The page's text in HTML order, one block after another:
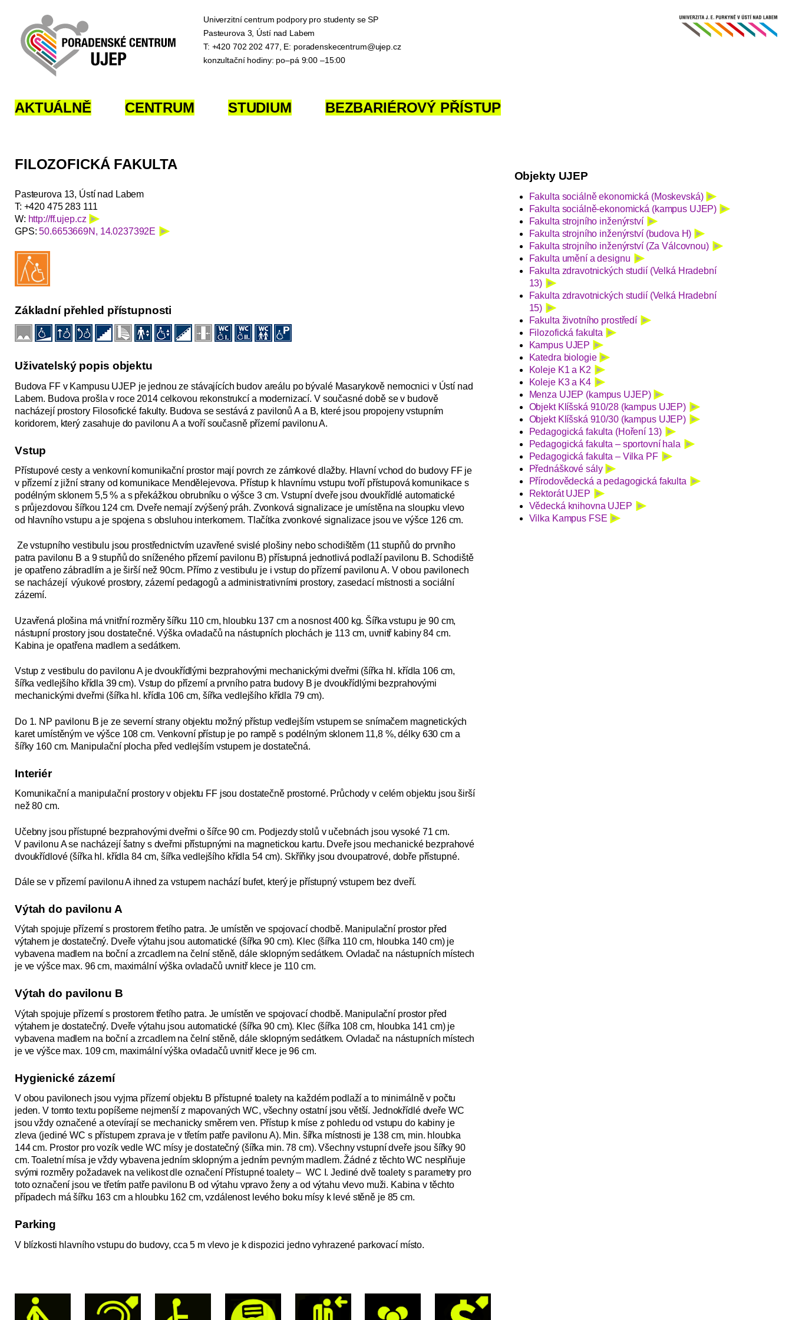
Univerzitní centrum podpory pro studenty se SP
Pasteurova 3, Ústí nad Labem
T: +420 702 202 477, E: poradenskecentrum@ujep.cz
konzultační hodiny: po–pá 9:00 –15:00
AKTUÁLNĚ CENTRUM STUDIUM BEZBARIÉROVÝ PŘÍSTUP
FILOZOFICKÁ FAKULTA
Pasteurova 13, Ústí nad Labem
T: +420 475 283 111
W: http://ff.ujep.cz
GPS:50.6653669N, 14.0237392E
Základní přehled přístupnosti
Uživatelský popis objektu
Budova FF v Kampusu UJEP je jednou ze stávajících budov areálu po bývalé Masarykově nemocnici v Ústí nad
Labem. Budova prošla v roce 2014 celkovou rekonstrukcí a modernizací. V současné době se v budově
nacházejí prostory Filosofické fakulty. Budova se sestává z pavilonů A a B, které jsou propojeny vstupním
koridorem, který zasahuje do pavilonu A a tvoří současně přízemí pavilonu A.
Vstup
Přístupové cesty a venkovní komunikační prostor mají povrch ze zámkové dlažby. Hlavní vchod do budovy FF je
v přízemí z jižní strany od komunikace Mendělejevova. Přístup k hlavnímu vstupu tvoří přístupová komunikace s
podélným sklonem 5,5 % a s překážkou obrubníku o výšce 3 cm. Vstupní dveře jsou dvoukřídlé automatické
s průjezdovou šířkou 124 cm. Dveře nemají zvýšený práh. Zvonková signalizace je umístěna na sloupku vlevo
od hlavního vstupu a je spojena s obsluhou interkomem. Tlačítka zvonkové signalizace jsou ve výšce 126 cm.
Ze vstupního vestibulu jsou prostřednictvím uzavřené svislé plošiny nebo schodištěm (11 stupňů do prvního
patra pavilonu B a 9 stupňů do sníženého přízemí pavilonu B) přístupná jednotlivá podlaží pavilonu B. Schodiště
je opatřeno zábradlím a je širší než 90cm. Přímo z vestibulu je i vstup do přízemí pavilonu A. V obou pavilonech
se nacházejí výukové prostory, zázemí pedagogů a administrativními prostory, zasedací místnosti a sociální
zázemí.
Uzavřená plošina má vnitřní rozměry šířku 110 cm, hloubku 137 cm a nosnost 400 kg. Šířka vstupu je 90 cm,
nástupní prostory jsou dostatečné. Výška ovladačů na nástupních plochách je 113 cm, uvnitř kabiny 84 cm.
Kabina je opatřena madlem a sedátkem.
Vstup z vestibulu do pavilonu A je dvoukřídlými bezprahovými mechanickými dveřmi (šířka hl. křídla 106 cm,
šířka vedlejšího křídla 39 cm). Vstup do přízemí a prvního patra budovy B je dvoukřídlými bezprahovými
mechanickými dveřmi (šířka hl. křídla 106 cm, šířka vedlejšího křídla 79 cm).
Do 1. NP pavilonu B je ze severní strany objektu možný přístup vedlejším vstupem se snímačem magnetických
karet umístěným ve výšce 108 cm. Venkovní přístup je po rampě s podélným sklonem 11,8 %, délky 630 cm a
šířky 160 cm. Manipulační plocha před vedlejším vstupem je dostatečná.
Interiér
Komunikační a manipulační prostory v objektu FF jsou dostatečně prostorné. Průchody v celém objektu jsou širší
než 80 cm.
Učebny jsou přístupné bezprahovými dveřmi o šířce 90 cm. Podjezdy stolů v učebnách jsou vysoké 71 cm.
V pavilonu A se nacházejí šatny s dveřmi přístupnými na magnetickou kartu. Dveře jsou mechanické bezprahové
dvoukřídlové (šířka hl. křídla 84 cm, šířka vedlejšího křídla 54 cm). Skříňky jsou dvoupatrové, dobře přístupné.
Dále se v přízemí pavilonu A ihned za vstupem nachází bufet, který je přístupný vstupem bez dveří.
Výtah do pavilonu A
Výtah spojuje přízemí s prostorem třetího patra. Je umístěn ve spojovací chodbě. Manipulační prostor před
výtahem je dostatečný. Dveře výtahu jsou automatické (šířka 90 cm). Klec (šířka 110 cm, hloubka 140 cm) je
vybavena madlem na boční a zrcadlem na čelní stěně, dále sklopným sedátkem. Ovladač na nástupních místech
je ve výšce max. 96 cm, maximální výška ovladačů uvnitř klece je 110 cm.
Výtah do pavilonu B
Výtah spojuje přízemí s prostorem třetího patra. Je umístěn ve spojovací chodbě. Manipulační prostor před
výtahem je dostatečný. Dveře výtahu jsou automatické (šířka 90 cm). Klec (šířka 108 cm, hloubka 141 cm) je
vybavena madlem na boční a zrcadlem na čelní stěně, dále sklopným sedátkem. Ovladač na nástupních místech
je ve výšce max. 109 cm, maximální výška ovladačů uvnitř klece je 96 cm.
Hygienické zázemí
V obou pavilonech jsou vyjma přízemí objektu B přístupné toalety na každém podlaží a to minimálně v počtu
jeden. V tomto textu popíšeme nejmenší z mapovaných WC, všechny ostatní jsou větší. Jednokřídlé dveře WC
jsou vždy označené a otevírají se mechanicky směrem ven. Přístup k míse z pohledu od vstupu do kabiny je
zleva (jediné WC s přístupem zprava je v třetím patře pavilonu A). Min. šířka místnosti je 138 cm, min. hloubka
144 cm. Prostor pro vozík vedle WC mísy je dostatečný (šířka min. 78 cm). Všechny vstupní dveře jsou šířky 90
cm. Toaletní mísa je vždy vybavena jedním sklopným a jedním pevným madlem. Žádné z těchto WC nesplňuje
svými rozměry požadavek na velikost dle označení Přístupné toalety – WC I. Jediné dvě toalety s parametry pro
toto označení jsou ve třetím patře pavilonu B od výtahu vpravo ženy a od výtahu vlevo muži. Kabina v těchto
případech má šířku 163 cm a hloubku 162 cm, vzdálenost levého boku mísy k levé stěně je 85 cm.
Parking
V blízkosti hlavního vstupu do budovy, cca 5 m vlevo je k dispozici jedno vyhrazené parkovací místo.
Objekty UJEP
Fakulta sociálně ekonomická (Moskevská)
Fakulta sociálně-ekonomická (kampus UJEP)
Fakulta strojního inženýrství
Fakulta strojního inženýrství (budova H)
Fakulta strojního inženýrství (Za Válcovnou)
Fakulta umění a designu
Fakulta zdravotnických studií (Velká Hradební
13)
Fakulta zdravotnických studií (Velká Hradební
15)
Fakulta životního prostředí
Filozofická fakulta
Kampus UJEP
Katedra biologie
Koleje K1 a K2
Koleje K3 a K4
Menza UJEP (kampus UJEP)
Objekt Klíšská 910/28 (kampus UJEP)
Objekt Klíšská 910/30 (kampus UJEP)
Pedagogická fakulta (Hoření 13)
Pedagogická fakulta – sportovní hala
Pedagogická fakulta – Vilka PF
Přednáškové sály
Přírodovědecká a pedagogická fakulta
Rektorát UJEP
Vědecká knihovna UJEP
Vilka Kampus FSE